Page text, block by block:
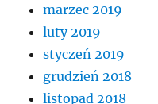
marzec 2019
luty 2019
styczeń 2019
grudzień 2018
listopad 2018